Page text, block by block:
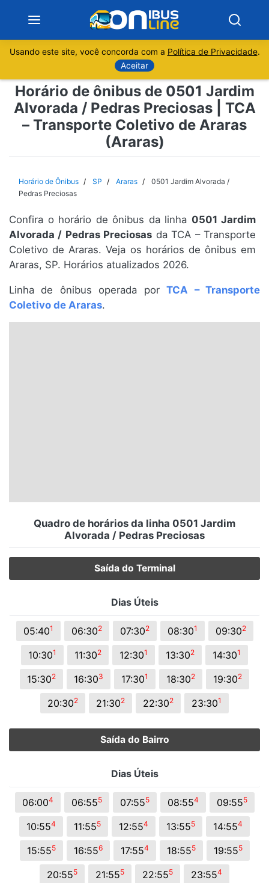
Sobre
Minas Gerais
Rio de Janeiro
Espírito Santo
Paraná
Rio Grande do Sul
Usando este site, você concorda com a Política de Privacidade.
Aceitar
Horário de ônibus de 0501 Jardim
Alvorada / Pedras Preciosas | TCA
– Transporte Coletivo de Araras
(Araras)
Horário de Ônibus SP Araras
0501 Jardim Alvorada /
Pedras Preciosas
Confira o horário de ônibus da linha 0501 Jardim
Alvorada / Pedras Preciosas da TCA – Transporte
Coletivo de Araras. Veja os horários de ônibus em
Araras, SP. Horários atualizados 2026.
Linha de ônibus operada porTCA – Transporte
Coletivo de Araras.
Quadro de horários da linha 0501 Jardim
Alvorada / Pedras Preciosas
Saída do Terminal
Dias Úteis
05:401 06:302 07:302 08:301 09:302
10:301 11:302 12:301 13:302 14:301
15:302 16:303 17:301 18:302 19:302
20:302 21:302 22:302 23:301
Saída do Bairro
Dias Úteis
06:004 06:555 07:555 08:554 09:555
10:554 11:555 12:554 13:555 14:554
15:555 16:556 17:554 18:555 19:555
20:555 21:555 22:555 23:554